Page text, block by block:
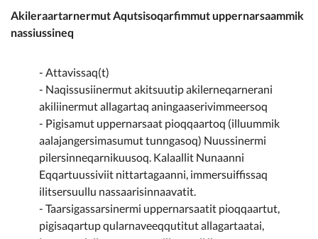
Akileraartarnermut Aqutsisoqarfimmut uppernarsaammik
nassiussineq
- Attavissaq(t)
- Naqissusiinermut akitsuutip akilerneqarnerani
akiliinermut allagartaq aningaaserivimmeersoq
- Pigisamut uppernarsaat pioqqaartoq (illuummik
aalajangersimasumut tunngasoq) Nuussinermi
pilersinneqarnikuusoq. Kalaallit Nunaanni
Eqqartuussiviit nittartagaanni, immersuiffissaq
ilitsersuullu nassaarisinnaavatit.
- Taarsigassarsinermi uppernarsaatit pioqqaartut,
pigisaqartup qularnaveeqqutitut allagartaatai,